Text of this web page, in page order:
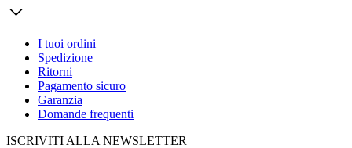
I tuoi ordini
Spedizione
Ritorni
Pagamento sicuro
Garanzia
Domande frequenti
ISCRIVITI ALLA NEWSLETTER